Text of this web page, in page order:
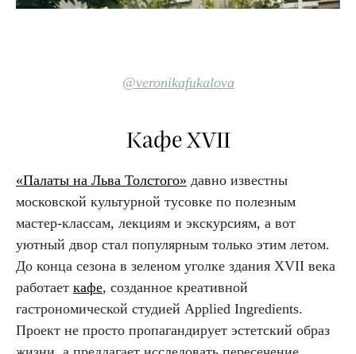
@veronikafukalova
Кафе XVII
«Палаты на Льва Толстого» давно известны
московской культурной тусовке по полезным
мастер-классам, лекциям и экскурсиям, а вот
уютный двор стал популярным только этим летом.
До конца сезона в зеленом уголке здания XVII века
работает кафе, созданное креативной
гастрономической студией Applied Ingredients.
Проект не просто пропагандирует эстетский образ